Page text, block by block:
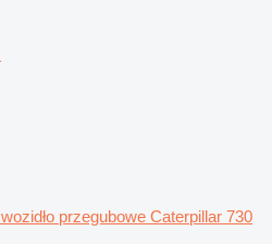
wozidło przegubowe Caterpillar 730